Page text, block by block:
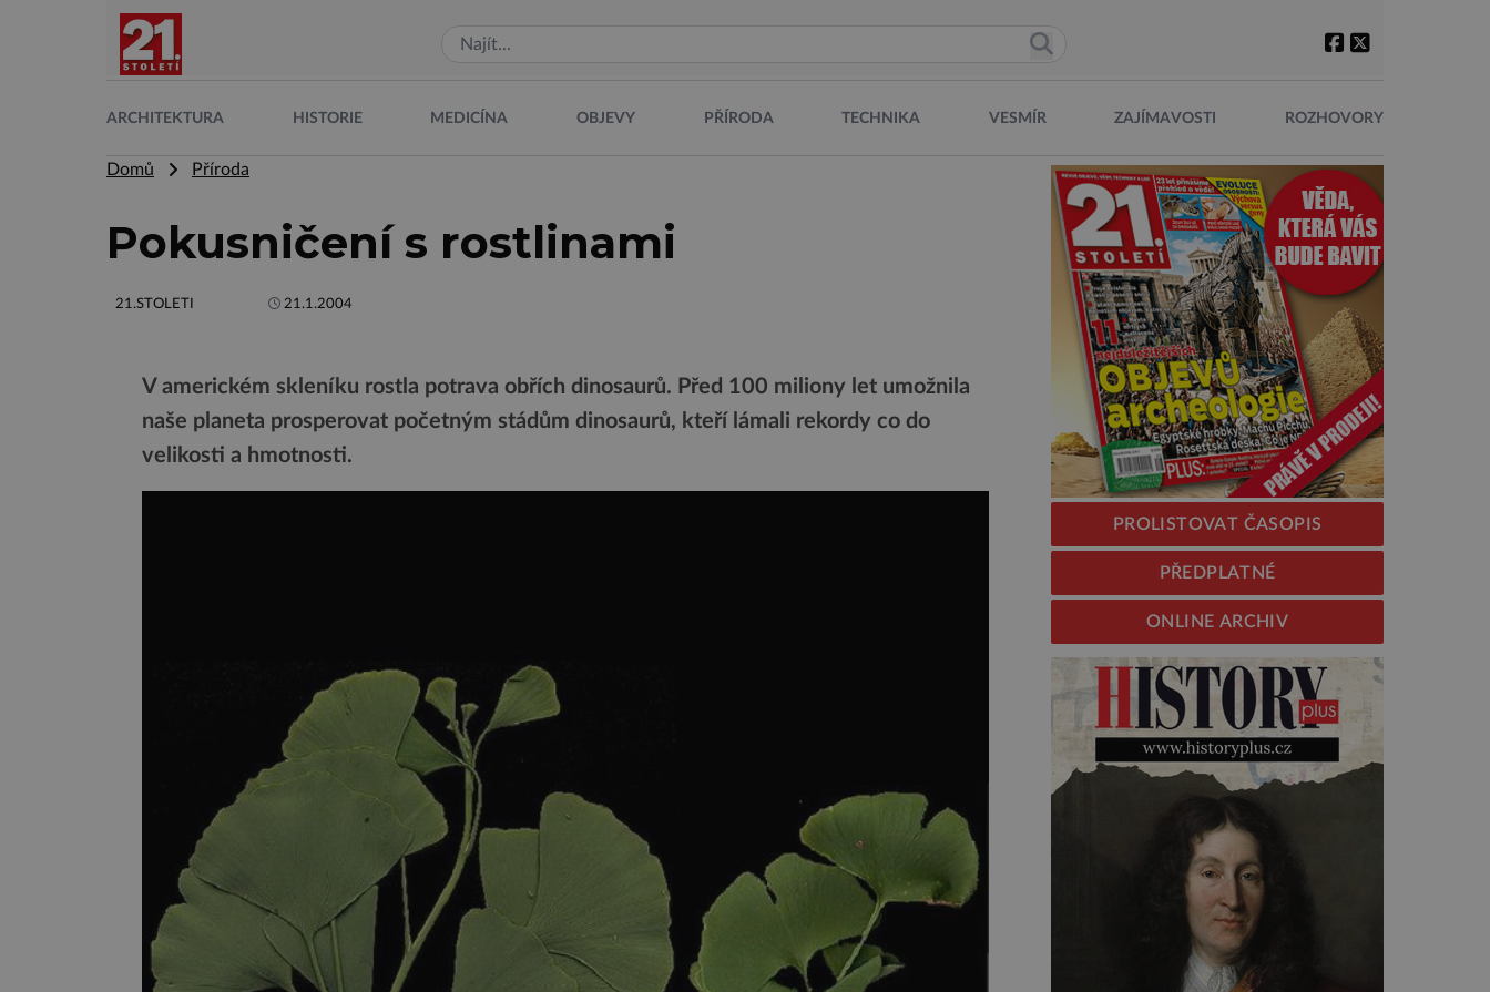
ARCHITEKTURA HISTORIE MEDICÍNA OBJEVY PŘÍRODA TECHNIKA VESMÍR ZAJÍMAVOSTI ROZHOVORY
Domů Příroda
Pokusničení s rostlinami
21.STOLETI 21.1.2004
V americkém skleníku rostla potrava obřích dinosaurů. Před 100 miliony let umožnila
naše planeta prosperovat početným stádům dinosaurů, kteří lámali rekordy co do
velikosti a hmotnosti.
PROLISTOVAT ČASOPIS
PŘEDPLATNÉ
ONLINE ARCHIV